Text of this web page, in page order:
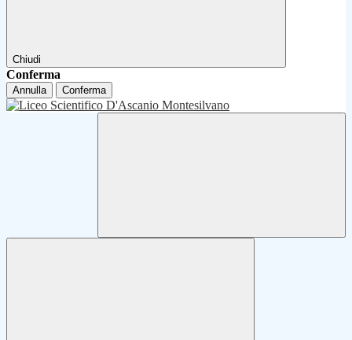
Chiudi
Conferma
Annulla Conferma